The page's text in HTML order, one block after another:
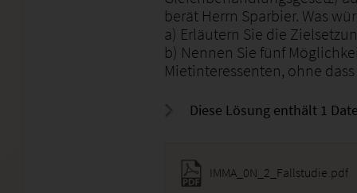
berät Herrn Sparbier. Was
a) Erläutern Sie die
b) Nennen Sie fünf
Mietinteressenten, ohne
Diese Lösung enthält 1
IMMA_0N_2_Fallstudie.pdf